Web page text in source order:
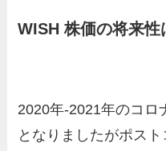
WISH 株価の将来性
2020年-2021年のコロ
となりましたがポス